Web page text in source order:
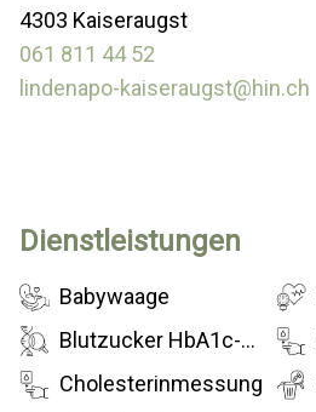
4303 Kaiseraugst
061 811 44 52
lindenapo-kaiseraugst@hin.ch
Dienstleistungen
Babywaage
Blutzucker HbA1c-Messung (Langzeit-Zucker)
Cholesterinmessung